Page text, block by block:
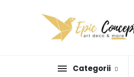
Categorii